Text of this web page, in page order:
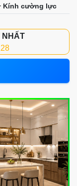
Kính cường lực
NHẤT